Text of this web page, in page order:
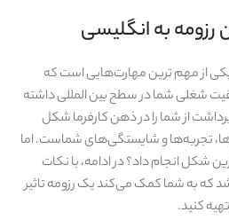
رزومه به انگلیسی
از مهم‌ ترین مهارت‌هایی است که
شغلی شما در سطح بین‌ المللی داشته
از شما را در ذهن کارفرما شکل
تجربه‌ها و شایستگی‌های شماست. اما
شکل انجام داد؟ در ادامه، با نکات
که به شما کمک می‌کند یک رزومه تاثیر
کنید.